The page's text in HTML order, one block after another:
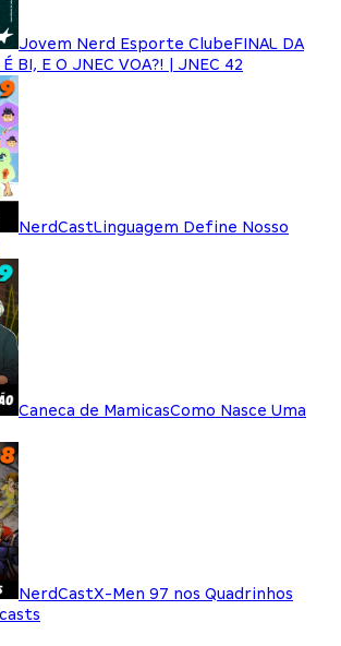
Jovem Nerd Esporte ClubeFINAL DA
É BI, E O JNEC VOA?! | JNEC 42
NerdCastLinguagem Define Nosso
Caneca de MamicasComo Nasce Uma
NerdCastX-Men 97 nos Quadrinhos